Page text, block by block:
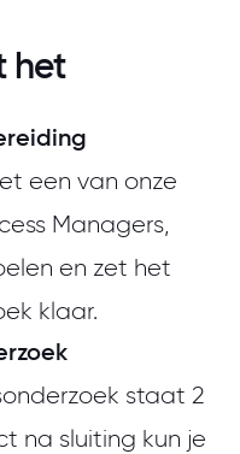
het
een van onze
Managers,
en zet het
klaar.
staat 2
na sluiting kun je